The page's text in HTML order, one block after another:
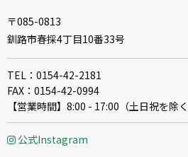
〒085-0813
釧路市春採4丁目10番33号
TEL：0154-42-2181
FAX：0154-42-0994
【営業時間】8:00 - 17:00（土日祝を除く
公式Instagram